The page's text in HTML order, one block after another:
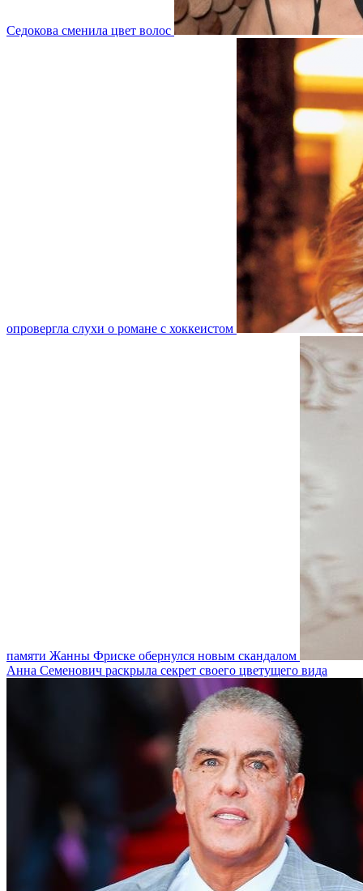
Седокова сменила цвет волос
опровергла слухи о романе с хоккеистом
памяти Жанны Фриске обернулся новым скандалом
Анна Семенович раскрыла секрет своего цветущего вида